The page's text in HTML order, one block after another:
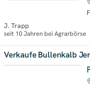
J. Trapp
seit 10 Jahren bei Agrarbörse
Verkaufe Bullenkalb